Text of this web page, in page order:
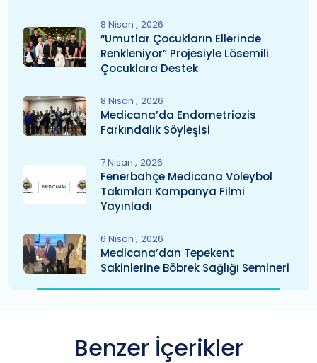
8 Nisan 2026
“Umutlar Çocukların Ellerinde
Renkleniyor” Projesiyle Lösemili
Çocuklara Destek
8 Nisan 2026
Medicana’da Endometriozis
Farkındalık Söyleşisi
7 Nisan 2026
Fenerbahçe Medicana Voleybol
Takımları Kampanya Filmi
Yayınladı
6 Nisan 2026
Medicana’dan Tepekent
Sakinlerine Böbrek Sağlığı Semineri
Benzer İçerikler